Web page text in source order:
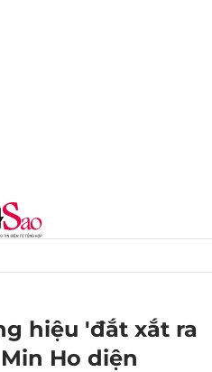
hiệu 'đắt xắt ra
Ho diện